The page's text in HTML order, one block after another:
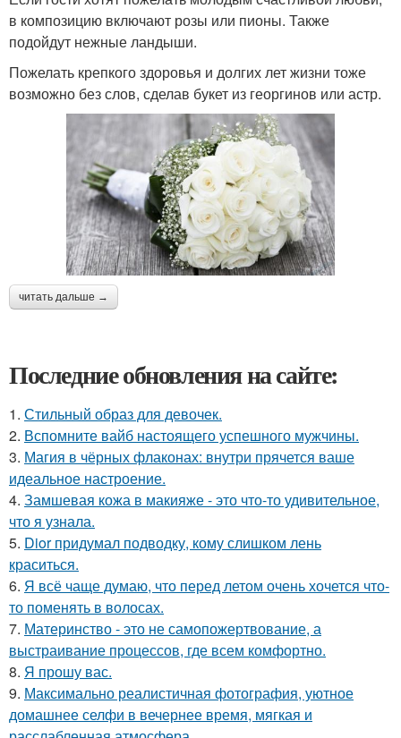
в композицию включают розы или пионы. Также
подойдут нежные ландыши.
Пожелать крепкого здоровья и долгих лет жизни тоже
возможно без слов, сделав букет из георгинов или астр.
читать дальше →
Последние обновления на сайте:
1. Стильный образ для девочек.
2. Вспомните вайб настоящего успешного мужчины.
3. Магия в чёрных флаконах: внутри прячется ваше
идеальное настроение.
4. Замшевая кожа в макияже - это что-то удивительное,
что я узнала.
5. Dior придумал подводку, кому слишком лень
краситься.
6. Я всё чаще думаю, что перед летом очень хочется что-
то поменять в волосах.
7. Материнство - это не самопожертвование, а
выстраивание процессов, где всем комфортно.
8. Я прошу вас.
9. Максимально реалистичная фотография, уютное
домашнее селфи в вечернее время, мягкая и